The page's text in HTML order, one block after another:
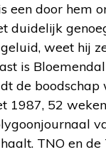
een door hem
duidelijk
weet hij
is
de
1987, 52
TNO en